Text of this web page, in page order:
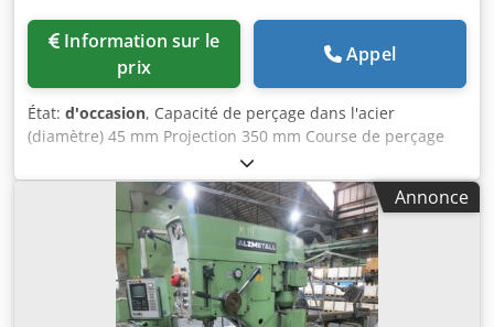
prix
Appel
État: d'occasion, Capacité de perçage dans l'acier
(diamètre) 45 mm Projection 350 mm Course de perçage
180 mm Enregistrement de MK 4 Plage de vitesse 30 - 765
tr/min Dimensions du tableau 720 x 560 mm Puissance
totale requise 3,4 kW Poids 950kg Dimensions 1200 x 800 x
2300 mm Équipement: - alimentation automatique -
Dispositif de refroidissement Csdpfjvuz Tvjx Agdsrf -
vitesse infiniment variable - butée de profondeur de
perçage réglable - Pédale d'ARRÊT D'URGENCE - mandrin
Annonce